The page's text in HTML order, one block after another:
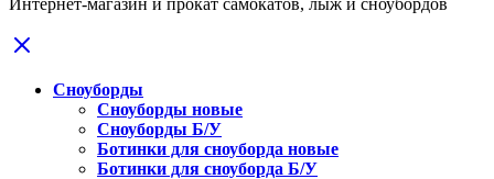
Сноуборды
Сноуборды новые
Сноуборды Б/У
Ботинки для сноуборда новые
Ботинки для сноуборда Б/У